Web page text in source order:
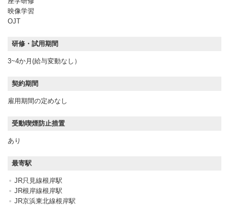
映像学習
OJT
研修・試用期間
3~4か月(給与変動なし）
契約期間
雇用期間の定めなし
受動喫煙防止措置
あり
最寄駅
JR只見線根岸駅
JR根岸線根岸駅
JR京浜東北線根岸駅